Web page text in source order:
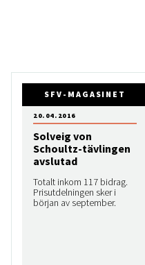
SFV-MAGASINET
Solveig von
Schoultz-tävlingen
avslutad
Totalt inkom 117 bidrag.
Prisutdelningen sker i
början av september.
20.04.2016